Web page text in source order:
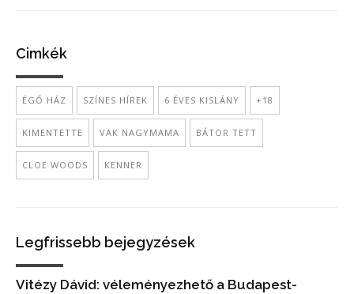
Cimkék
ÉGŐ HÁZ SZÍNES HÍREK 6 ÉVES KISLÁNY +18
KIMENTETTE VAK NAGYMAMA BÁTOR TETT
CLOE WOODS KENNER
Legfrissebb bejegyzések
Vitézy Dávid: véleményezhető a Budapest-